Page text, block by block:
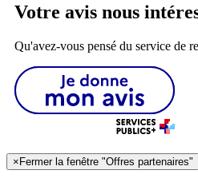
Votre avis nous
Qu'avez-vous pensé du service de
× Fermer la fenêtre "Offres partenaires"